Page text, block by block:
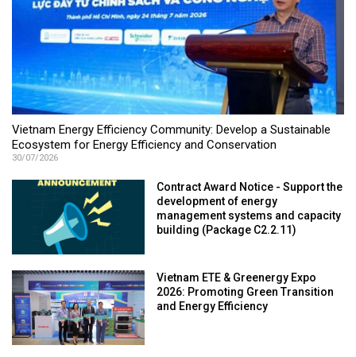
Vietnam Energy Efficiency Community: Develop a Sustainable
Ecosystem for Energy Efficiency and Conservation
30/07/2026
Contract Award Notice - Support the
development of energy
management systems and capacity
building (Package C2.2.11)
Vietnam ETE & Greenergy Expo
2026: Promoting Green Transition
and Energy Efficiency